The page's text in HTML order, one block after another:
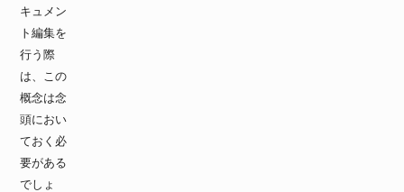
キュメン
ト編集を
行う際
は、この
概念は念
頭におい
ておく必
要がある
でしょ